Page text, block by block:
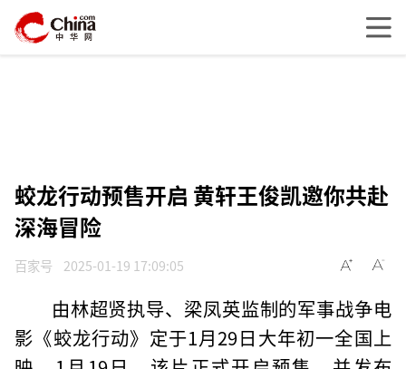
蛟龙行动预售开启 黄轩王俊凯邀你共赴
深海冒险
百家号 2025-01-19 17:09:05
由林超贤执导、梁凤英监制的军事战争电
影《蛟龙行动》定于1月29日大年初一全国上